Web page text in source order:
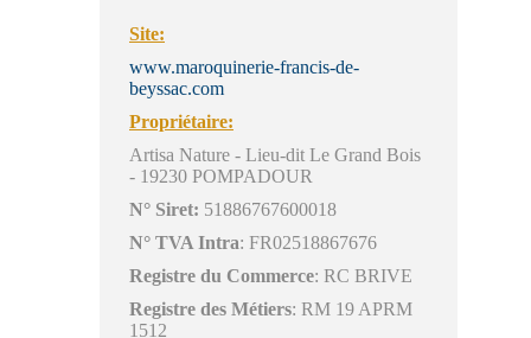
Site:
www.maroquinerie-francis-de-
beyssac.com
Propriétaire:
Artisa Nature - Lieu-dit Le Grand Bois
- 19230 POMPADOUR
N° Siret: 51886767600018
N° TVA Intra: FR02518867676
Registre du Commerce: RC BRIVE
Registre des Métiers: RM 19 APRM
1512